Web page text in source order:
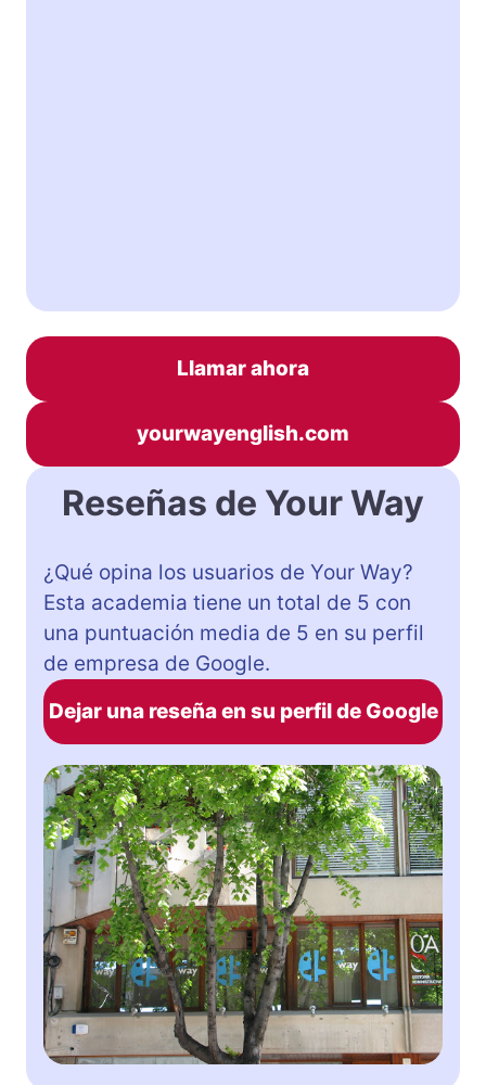
Llamar ahora
yourwayenglish.com
Reseñas de Your Way
¿Qué opina los usuarios de Your Way?
Esta academia tiene un total de 5 con
una puntuación media de 5 en su perfil
de empresa de Google.
Dejar una reseña en su perfil de Google